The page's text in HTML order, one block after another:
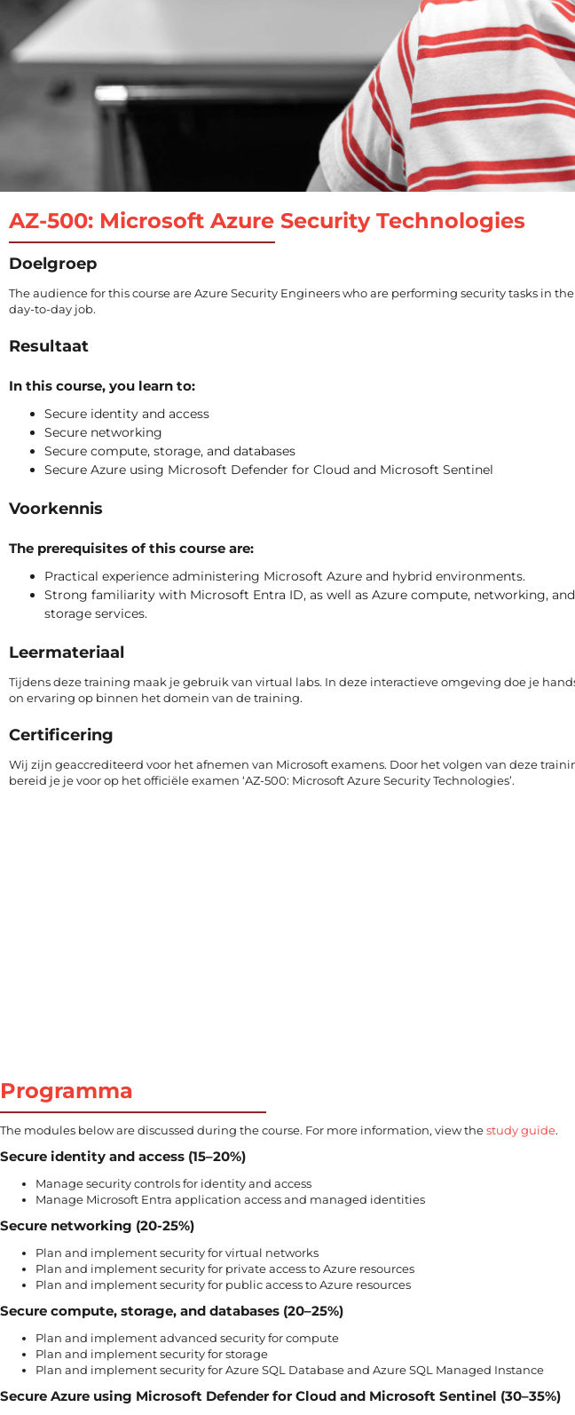
AZ-500: Microsoft Azure Security Technologies
Doelgroep
The audience for this course are Azure Security Engineers who are performing security tasks in
day-to-day job.
Resultaat
In this course, you learn to:
Secure identity and access
Secure networking
Secure compute, storage, and databases
Secure Azure using Microsoft Defender for Cloud and Microsoft Sentinel
Voorkennis
The prerequisites of this course are:
Practical experience administering Microsoft Azure and hybrid environments.
Strong familiarity with Microsoft Entra ID, as well as Azure compute, networking, and
storage services.
Leermateriaal
Tijdens deze training maak je gebruik van virtual labs. In deze interactieve omgeving doe je
on ervaring op binnen het domein van de training.
Certificering
Wij zijn geaccrediteerd voor het afnemen van Microsoft examens. Door het volgen van deze
bereid je je voor op het officiële examen ‘AZ-500: Microsoft Azure Security Technologies’.
Programma
The modules below are discussed during the course. For more information, view thestudy guide.
Secure identity and access (15–20%)
Manage security controls for identity and access
Manage Microsoft Entra application access and managed identities
Secure networking (20-25%)
Plan and implement security for virtual networks
Plan and implement security for private access to Azure resources
Plan and implement security for public access to Azure resources
Secure compute, storage, and databases (20–25%)
Plan and implement advanced security for compute
Plan and implement security for storage
Plan and implement security for Azure SQL Database and Azure SQL Managed Instance
Secure Azure using Microsoft Defender for Cloud and Microsoft Sentinel (30–35%)